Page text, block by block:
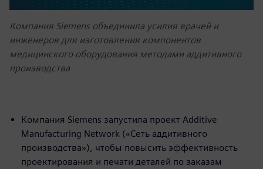
Компания Siemens объединила усилия врачей и
инженеров для изготовления компонентов
медицинского оборудования методами аддитивного
производства
Компания Siemens запустила проект Additive
Manufacturing Network («Сеть аддитивного
производства»), чтобы повысить эффективность
проектирования и печати деталей по заказам